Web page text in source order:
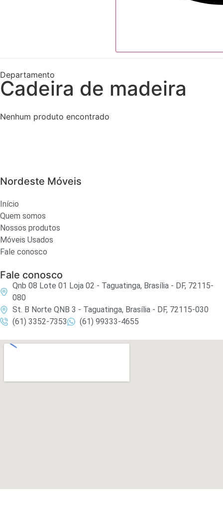
Departamento
Cadeira de madeira
Nenhum produto encontrado
Nordeste Móveis
Início
Quem somos
Nossos produtos
Móveis Usados
Fale conosco
Fale conosco
Qnb 08 Lote 01 Loja 02 - Taguatinga, Brasília - DF, 72115-
080
St. B Norte QNB 3 - Taguatinga, Brasília - DF, 72115-030
(61) 3352-7353
(61) 99333-4655